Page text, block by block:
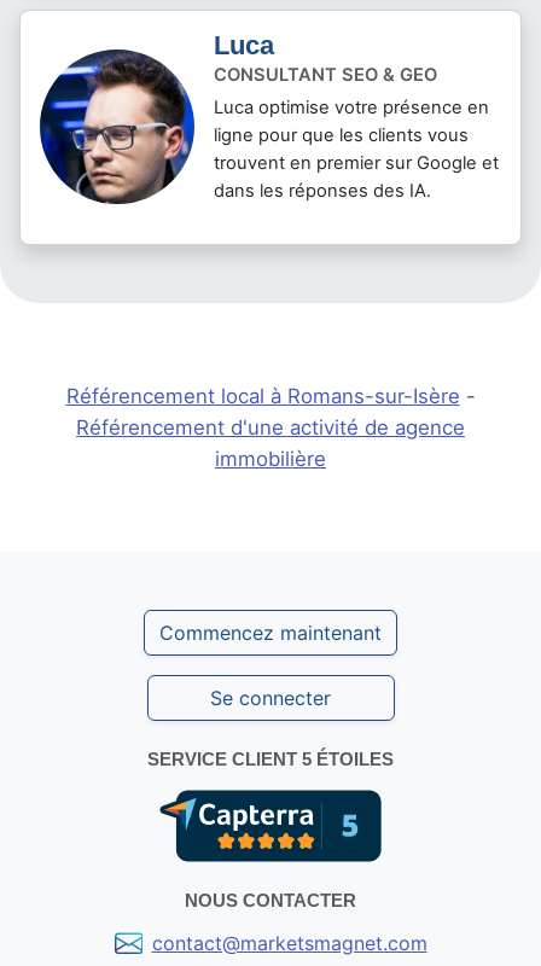
Luca
CONSULTANT SEO & GEO
Luca optimise votre présence en
ligne pour que les clients vous
trouvent en premier sur Google et
dans les réponses des IA.
Référencement local à Romans-sur-Isère -
Référencement d'une activité de agence
immobilière
Commencez maintenant
Se connecter
SERVICE CLIENT 5 ÉTOILES
NOUS CONTACTER
contact@marketsmagnet.com